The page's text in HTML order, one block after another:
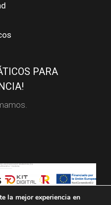
PARA
FL SISTEMAS ©
la mejor experiencia en